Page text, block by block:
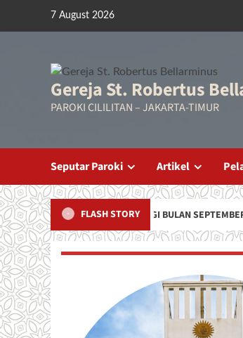
7 August 2026
Gereja St. Robertus
PAROKI CILILITAN – JAKARTA-TIMUR
Seputar Paroki Artikel
FLASH STORY
JADWAL PELAYAN LITURGI BULAN SEPTEMBER &